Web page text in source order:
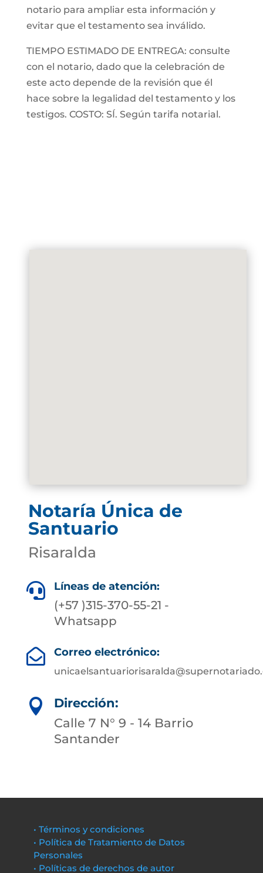
notario para ampliar esta información y
evitar que el testamento sea inválido.
TIEMPO ESTIMADO DE ENTREGA: consulte
con el notario, dado que la celebración de
este acto depende de la revisión que él
hace sobre la legalidad del testamento y los
testigos. COSTO: SÍ. Según tarifa notarial.
Notaría Única de
Santuario
Risaralda
 Líneas de atención:
(+57 )315-370-55-21 -
Whatsapp
 Correo electrónico:

Dirección:
Calle 7 N° 9 - 14 Barrio
Santander
• Términos y condiciones
• Política de Tratamiento de Datos
Personales
• Políticas de derechos de autor